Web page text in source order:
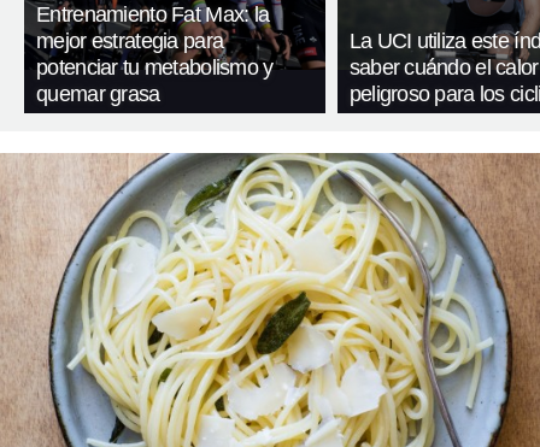
Entrenamiento Fat Max: la
mejor estrategia para
potenciar tu metabolismo y
quemar grasa
La UCI utiliza este
saber cuándo el
peligroso para los